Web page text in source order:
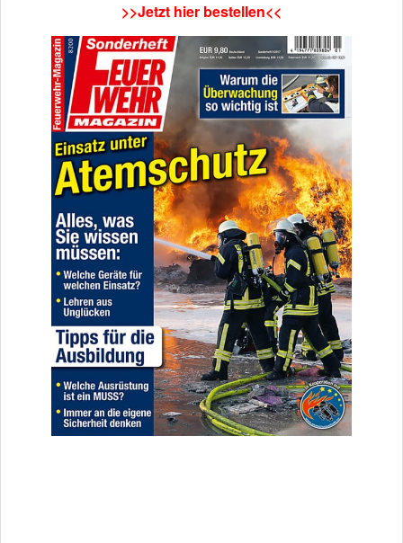
>>Jetzt hier bestellen<<